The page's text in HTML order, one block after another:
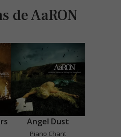
de AaRON
Angel Dust
Piano Chant